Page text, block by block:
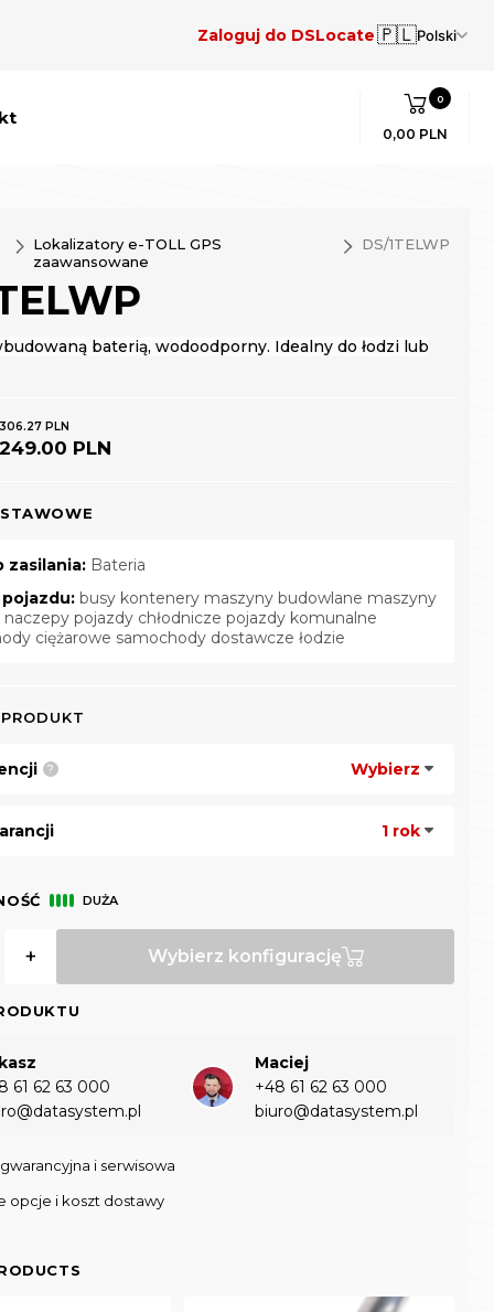
Zaloguj do DSLocate🇵🇱Polski
0
0,00 PLN
Lokalizatory e-TOLL GPS
zaawansowane
DS/1TELWP
baterią, wodoodporny. Idealny do łodzi lub
306.27 PLN
249.00 PLN
zasilania: Bateria
pojazdu: busy kontenery maszyny budowlane maszyny
naczepy pojazdy chłodnicze pojazdy komunalne
ciężarowe samochody dostawcze łodzie
? Wybierz
1 rok
DUŻA
+ Wybierz konfigurację
61 62 63 000‬
Maciej
+48 61 62 63 000‬
biuro@datasystem.pl
i serwisowa
opcje i koszt dostawy